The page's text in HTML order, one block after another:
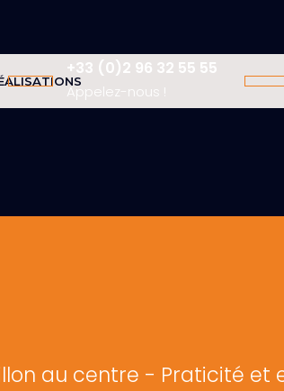
+33 (0)2 96 32 55 55
Appelez-nous !
au centre - Praticité et